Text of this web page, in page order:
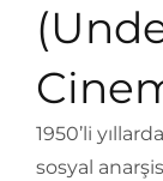
1950’li
sosyal